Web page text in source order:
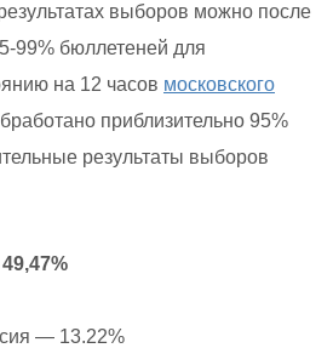
выборов можно после
99% бюллетеней для
на 12 часов московского
приблизительно 95%
результаты выборов
— 13.22%